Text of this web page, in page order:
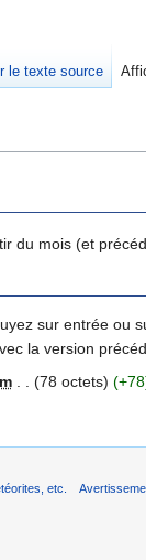
du mois (et
sur entrée ou
la version
m (78 octets)
le texte source
etc.